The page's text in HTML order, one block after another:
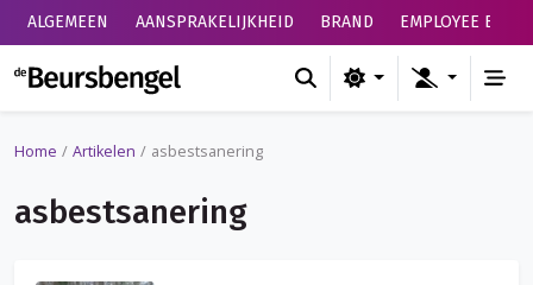
ALGEMEEN AANSPRAKELIJKHEID BRAND EMPLOYEE
de Beursbengel
Home Artikelen asbestsanering
asbestsanering